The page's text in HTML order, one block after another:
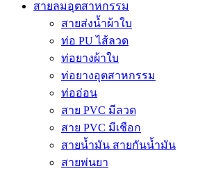
สายลมอุตสาหกรรม
สายส่งน้ำผ้าใบ
ท่อ PU ไส้ลวด
ท่อยางผ้าใบ
ท่อยางอุตสาหกรรม
ท่ออ่อน
สาย PVC มีลวด
สาย PVC มีเชือก
สายน้ำมัน สายกันน้ำมัน
สายพ่นยา